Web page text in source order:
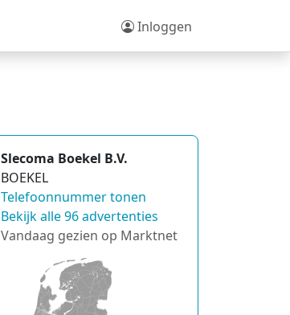
Inloggen
Slecoma Boekel B.V.
BOEKEL
Telefoonnummer tonen
Bekijk alle 96 advertenties
Vandaag gezien op Marktnet